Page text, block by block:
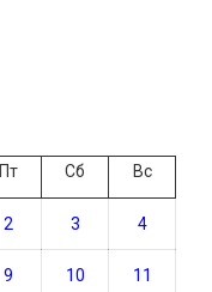
Пт Сб Вс
2 3 4
9 10 11